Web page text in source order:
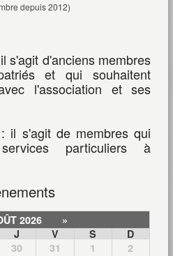
depuis 2012)
s'agit d'anciens membres
et qui souhaitent
l'association et ses
il s'agit de membres qui
particuliers à
2026
»
J V S
D
30 31 1
2